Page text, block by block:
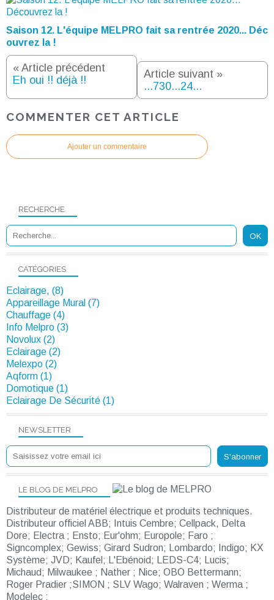
Saison 12. L'équipe MELPRO fait sa rentrée 2020... Déc
ouvrez la !
« Article précédent
Eh oui !! déjà !!
Article suivant »
...730...24...
COMMENTER CET ARTICLE
Ajouter un commentaire
NEWSLETTER
RECHERCHE
LE BLOG DE MELPRO
Distributeur de matériel électrique et produits techniques.
Distributeur officiel ABB; Intuis Cembre; Cellpack, Delta
Dore; Electra ; Ensto; Eur'ohm; Europole; Faro ;
Signcomplex; Gewiss; Girard Sudron; Lombardo; Indigo; KX
Système; JVD; Kaufel; L'Ebénoid; LEDS-C4; Lucis;
Michaud; Milwaukee ; Nather ; Nice; OBO Bettermann;
Roger Pradier ;SIMON ; SLV Wago; Walraven ; Werma ;
Modelec ;
CATÉGORIES
Eclairage, (8)
Appareillage Mural (7)
Chauffage (4)
Info Melpro (3)
Novolux (2)
Eclairage (2)
Melexpo (2)
Aqform (1)
Domotique (1)
Eclairage De Sécurité (1)